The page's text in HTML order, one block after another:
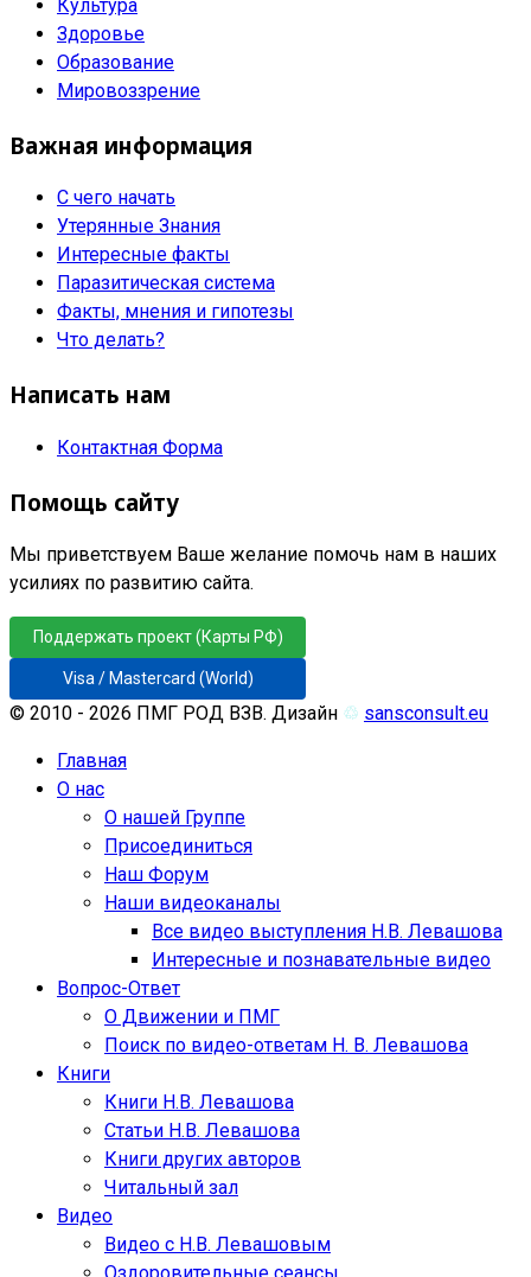
Культура
Здоровье
Образование
Мировоззрение
Важная информация
С чего начать
Утерянные Знания
Интересные факты
Паразитическая система
Факты, мнения и гипотезы
Что делать?
Написать нам
Контактная Форма
Помощь сайту
Мы приветствуем Ваше желание помочь нам в наших
усилиях по развитию сайта.
Поддержать проект (Карты РФ)
Visa / Mastercard (World)
© 2010 - 2026 ПМГ РОД ВЗВ. Дизайн ♲ sansconsult.eu
Главная
О нас
О нашей Группе
Присоединиться
Наш Форум
Наши видеоканалы
Все видео выступления Н.В. Левашова
Интересные и познавательные видео
Вопрос-Ответ
О Движении и ПМГ
Поиск по видео-ответам Н. В. Левашова
Книги
Книги Н.В. Левашова
Статьи Н.В. Левашова
Книги других авторов
Читальный зал
Видео
Видео с Н.В. Левашовым